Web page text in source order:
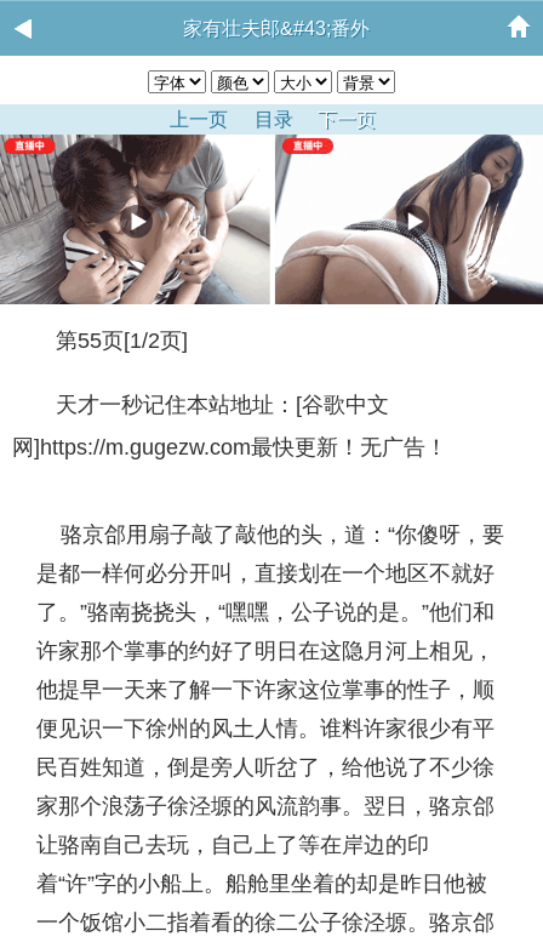
家有壮夫郎&#43;番外
上一页 目录 下一页
第55页[1/2页]
天才一秒记住本站地址：[谷歌中文
网]https://m.gugezw.com最快更新！无广告！
骆京郃用扇子敲了敲他的头，道：“你傻呀，要
是都一样何必分开叫，直接划在一个地区不就好
了。”骆南挠挠头，“嘿嘿，公子说的是。”他们和
许家那个掌事的约好了明日在这隐月河上相见，
他提早一天来了解一下许家这位掌事的性子，顺
便见识一下徐州的风土人情。谁料许家很少有平
民百姓知道，倒是旁人听岔了，给他说了不少徐
家那个浪荡子徐泾塬的风流韵事。翌日，骆京郃
让骆南自己去玩，自己上了等在岸边的印
着“许”字的小船上。船舱里坐着的却是昨日他被
一个饭馆小二指着看的徐二公子徐泾塬。骆京郃